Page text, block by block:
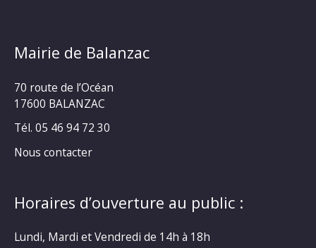
Mairie de Balanzac
70 route de l’Océan
17600 BALANZAC
Tél. 05 46 94 72 30
Nous contacter
Horaires d’ouverture au public :
Lundi, Mardi et Vendredi de 14h à 18h